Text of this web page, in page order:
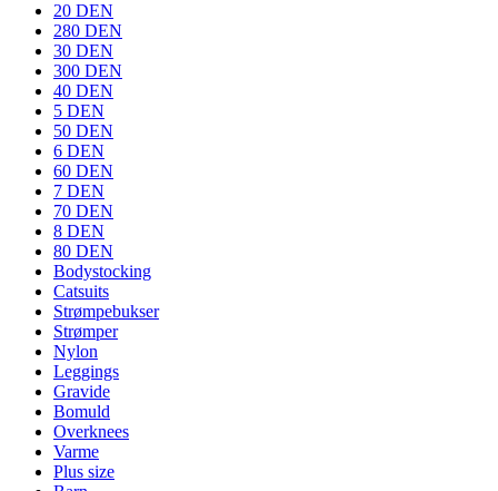
20 DEN
280 DEN
30 DEN
300 DEN
40 DEN
5 DEN
50 DEN
6 DEN
60 DEN
7 DEN
70 DEN
8 DEN
80 DEN
Bodystocking
Catsuits
Strømpebukser
Strømper
Nylon
Leggings
Gravide
Bomuld
Overknees
Varme
Plus size